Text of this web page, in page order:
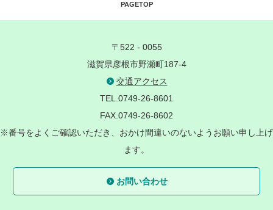
PAGETOP
〒522 - 0055
滋賀県彦根市野瀬町187-4
交通アクセス
TEL.0749-26-8601
FAX.0749-26-8602
※番号をよくご確認いただき、おかけ間違いのないようお願い申し上げ
ます。
お問い合わせ